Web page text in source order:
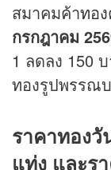
สมาคมค้าทอ
กรกฎาคม
1 ลดลง 150
ทองรูปพรรณ
ราคาทอง
แท่ง และร